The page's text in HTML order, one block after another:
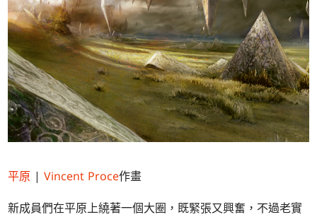
平原 |Vincent Proce作畫
新成員們在平原上繞著一個大圈，既緊張又興奮，不過老實